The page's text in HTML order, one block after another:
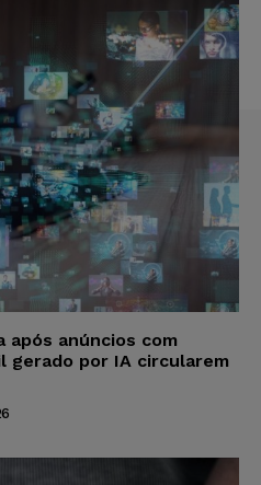
após anúncios com
por IA circularem